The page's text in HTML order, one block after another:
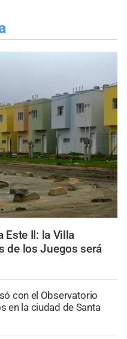
Este II: la Villa
de los Juegos será
con el Observatorio
en la ciudad de Santa